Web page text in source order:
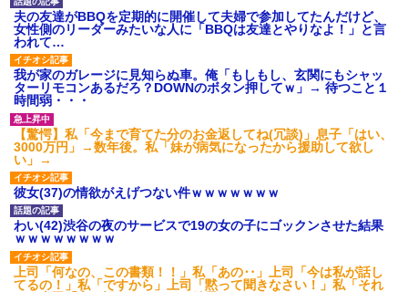
夫の友達がBBQを定期的に開催して夫婦で参加してたんだけど、
女性側のリーダーみたいな人に「BBQは友達とやりなよ！」と言
われて…
我が家のガレージに見知らぬ車。俺「もしもし、玄関にもシャッ
ターリモコンあるだろ？DOWNのボタン押してｗ」→ 待つこと１
時間弱・・・
【驚愕】私「今まで育てた分のお金返してね(冗談)」息子「はい、
3000万円」→数年後。私「妹が病気になったから援助して欲し
い」→
彼女(37)の情欲がえげつない件ｗｗｗｗｗｗｗ
わい(42)渋谷の夜のサービスで19の女の子にゴックンさせた結果
ｗｗｗｗｗｗｗｗ
上司「何なの、この書類！！」私「あの‥」上司「今は私が話し
てるの！」私「ですから」上司「黙って聞きなさい！」私「それ